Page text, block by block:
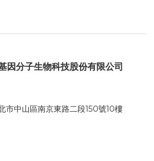
因分子生物科技股份有限公司
市中山區南京東路二段150號10樓